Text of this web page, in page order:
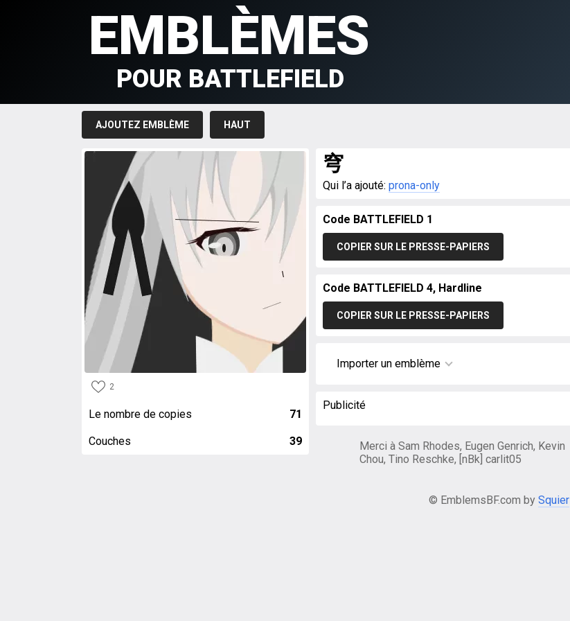
EMBLÈMES
POUR BATTLEFIELD
AJOUTEZ EMBLÈME HAUT
2
Le nombre de copies 71
Couches 39
穹
Qui l’a ajouté: prona-only
Code BATTLEFIELD 1
COPIER SUR LE PRESSE-PAPIERS
Code BATTLEFIELD 4, Hardline
COPIER SUR LE PRESSE-PAPIERS
Importer un emblème
Publicité
Merci à Sam Rhodes, Eugen Genrich, Kevin
Chou, Tino Reschke, [nBk] carlit05
© EmblemsBF.com by Squier